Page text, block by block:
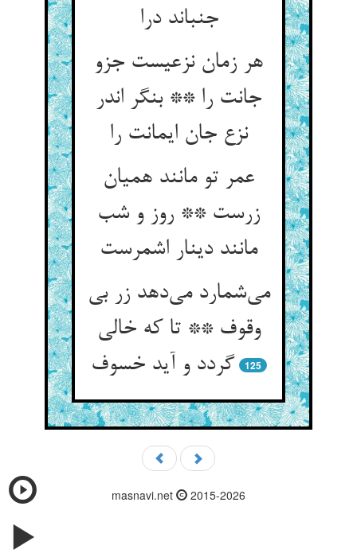
جنباند درا
هر زمان نزعیست جزو
جانت را ** بنگر اندر
نزع جان ایمانت را
عمر تو مانند همیان
زرست ** روز و شب
مانند دینار اشمرست
می‌شمارد می‌دهد زر بی
وقوف ** تا که خالی
گردد و آید خسوف
125
masnavi.net 2015-2026